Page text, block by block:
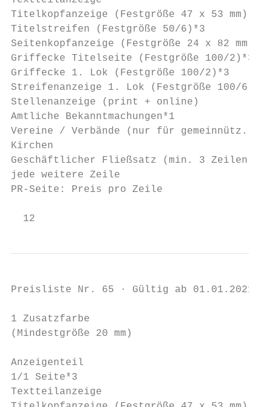
Titelkopfanzeige (Festgröße 47 x
Titelstreifen (Festgröße 50/6)*3
Seitenkopfanzeige (Festgröße 24
Griffecke Titelseite (Festgröße
Griffecke 1. Lok (Festgröße
Streifenanzeige 1. Lok
Stellenanzeige (print + online)
Amtliche Bekanntmachungen*1
Vereine / Verbände (nur für
Kirchen
Geschäftlicher Fließsatz (min. 3
jede weitere Zeile
PR-Seite: Preis pro Zeile
12
Preisliste Nr. 65 · Gültig ab
1 Zusatzfarbe
(Mindestgröße 20 mm)
Anzeigenteil
1/1 Seite*3
Textteilanzeige